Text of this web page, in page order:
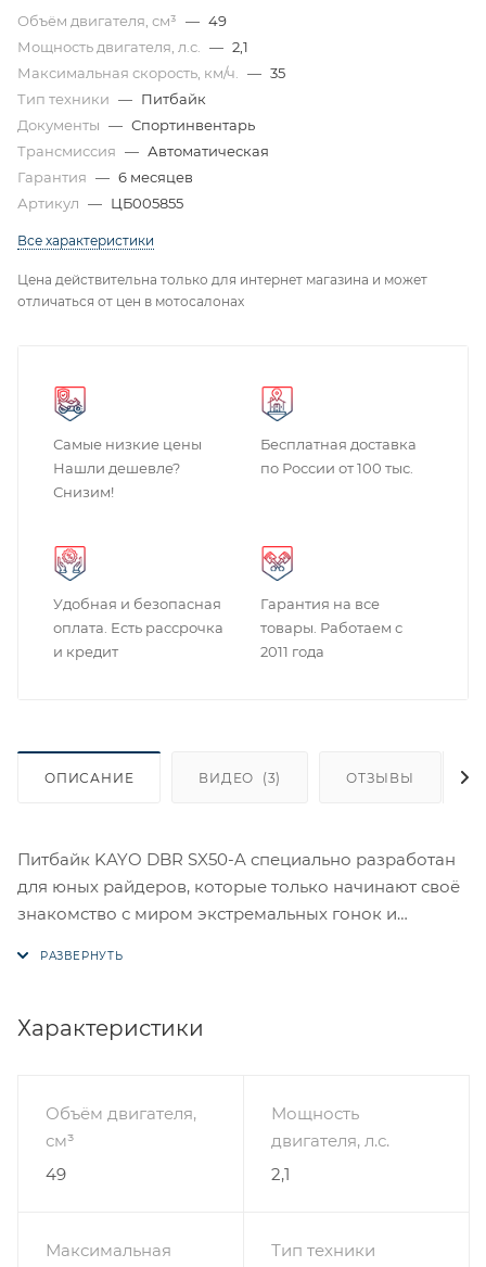
Объём двигателя, см³ — 49
Мощность двигателя, л.с.
— 2,1
Максимальная скорость, км/ч.
— 35
Тип техники — Питбайк
Документы — Спортинвентарь
Трансмиссия — Автоматическая
Гарантия — 6 месяцев
Артикул — ЦБ005855
Все характеристики
Цена действительна только для интернет магазина и может
отличаться от цен в мотосалонах
Самые низкие цены
Нашли дешевле?
Снизим!
Бесплатная доставка
по России от 100 тыс.
Удобная и безопасная
оплата. Есть рассрочка
и кредит
Гарантия на все
товары. Работаем с
2011 года
ОПИСАНИЕ ВИДЕО (3) ОТЗЫВЫ
Питбайк KAYO DBR SX50-A специально разработан
для юных райдеров, которые только начинают своё
знакомство с миром экстремальных гонок и
местности за счёт своего простого управления.
максимальную мощность чуть более двух
лошадиных сил.
Запуск двигателя производится вручную, а наличие
Характеристики
Объём двигателя,
см³
49
Мощность
двигателя, л.с.
2,1
Максимальная
Тип техники